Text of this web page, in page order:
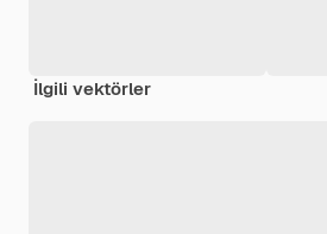
İlgili vektörler